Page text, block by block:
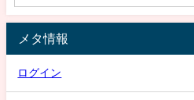
メタ情報
ログイン